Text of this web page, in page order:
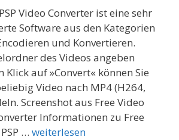
Video Converter ist eine sehr
Software aus den Kategorien
und Konvertieren.
des Videos angeben
auf »Convert« können Sie
Video nach MP4 (H264,
Screenshot aus Free Video
Informationen zu Free
… weiterlesen